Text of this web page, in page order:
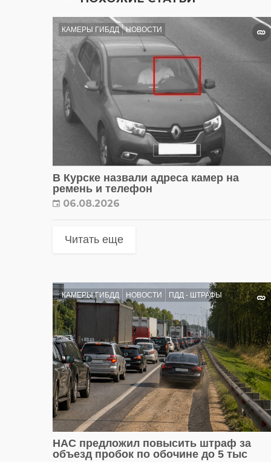
КАМЕРЫ ГИБДД НОВОСТИ
В Курске назвали адреса камер на
ремень и телефон
06.08.2026
Читать еще
КАМЕРЫ ГИБДД НОВОСТИ ПДД - ШТРАФЫ
НАС предложил повысить штраф за
объезд пробок по обочине до 5 тыс